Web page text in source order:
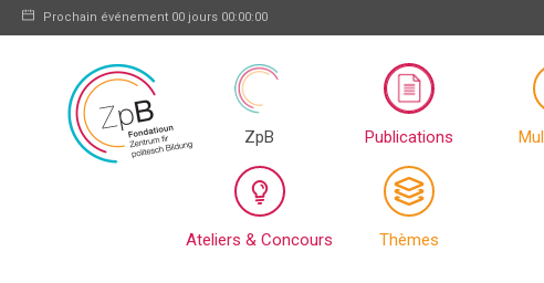
Prochain événement 00 jours 00:00:00
ZpB Publications
Ateliers & Concours Thèmes